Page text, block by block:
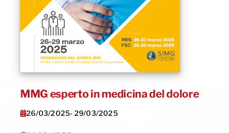
MMG esperto in medicina del dolore
26/03/2025- 29/03/2025